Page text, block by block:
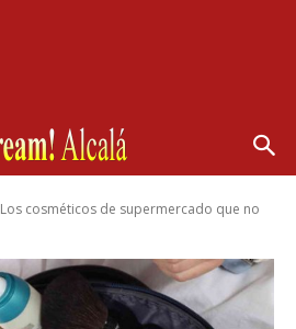
Los cosméticos de supermercado que no